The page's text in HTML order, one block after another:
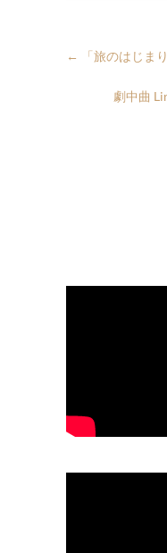
← 「旅のはじま
劇中曲